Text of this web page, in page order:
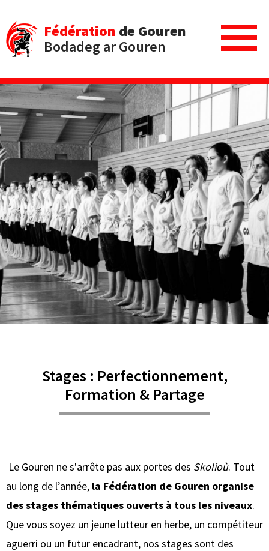
Fédération de Gouren
Bodadeg ar Gouren
Stages : Perfectionnement,
Formation & Partage
Le Gouren ne s'arrête pas aux portes des Skolioù. Tout
au long de l’année, la Fédération de Gouren organise
des stages thématiques ouverts à tous les niveaux.
Que vous soyez un jeune lutteur en herbe, un compétiteur
aguerri ou un futur encadrant, nos stages sont des